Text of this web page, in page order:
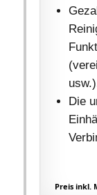
Die
Preis inkl.